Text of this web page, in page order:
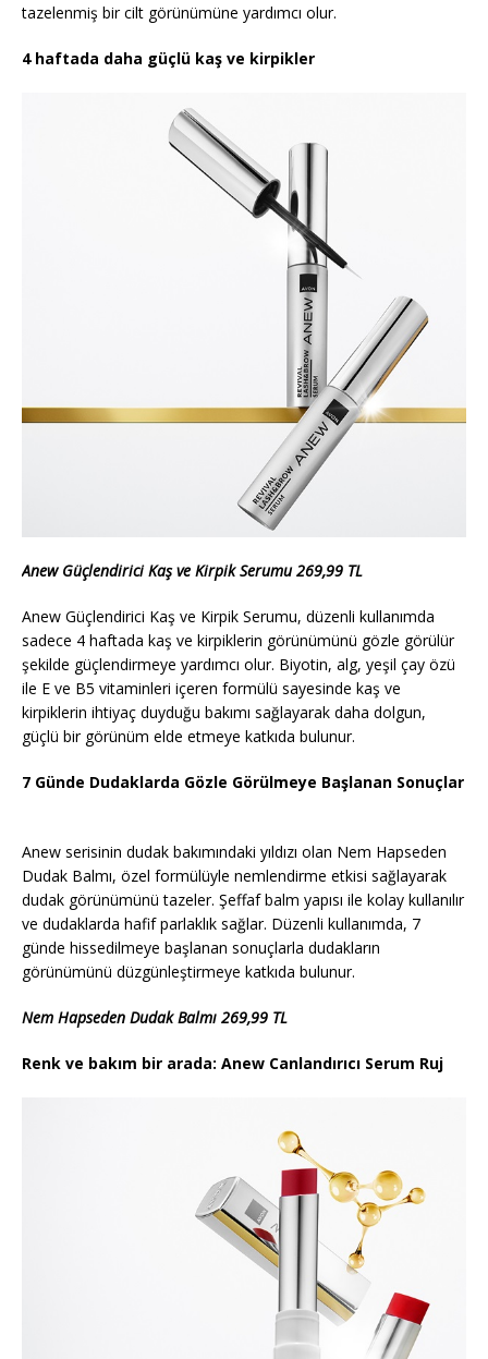
tazelenmiş bir cilt görünümüne yardımcı olur.
4 haftada daha güçlü kaş ve kirpikler
Anew Güçlendirici Kaş ve Kirpik Serumu 269,99 TL
Anew Güçlendirici Kaş ve Kirpik Serumu, düzenli kullanımda
sadece 4 haftada kaş ve kirpiklerin görünümünü gözle görülür
şekilde güçlendirmeye yardımcı olur. Biyotin, alg, yeşil çay özü
ile E ve B5 vitaminleri içeren formülü sayesinde kaş ve
kirpiklerin ihtiyaç duyduğu bakımı sağlayarak daha dolgun,
güçlü bir görünüm elde etmeye katkıda bulunur.
7 Günde Dudaklarda Gözle Görülmeye Başlanan Sonuçlar
Anew serisinin dudak bakımındaki yıldızı olan Nem Hapseden
Dudak Balmı, özel formülüyle nemlendirme etkisi sağlayarak
dudak görünümünü tazeler. Şeffaf balm yapısı ile kolay kullanılır
ve dudaklarda hafif parlaklık sağlar. Düzenli kullanımda, 7
günde hissedilmeye başlanan sonuçlarla dudakların
görünümünü düzgünleştirmeye katkıda bulunur.
Nem Hapseden Dudak Balmı 269,99 TL
Renk ve bakım bir arada: Anew Canlandırıcı Serum Ruj